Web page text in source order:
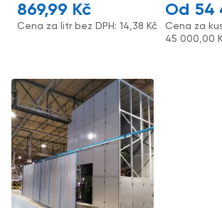
869,99 Kč
Cena za litr bez DPH:14,38 Kč
54
Cena za
45 000,00